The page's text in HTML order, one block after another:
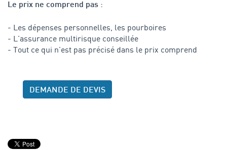
Le prix ne comprend pas :
- Les dépenses personnelles, les pourboires
- L'assurance multirisque conseillée
- Tout ce qui n'est pas précisé dans le prix comprend
DEMANDE DE DEVIS